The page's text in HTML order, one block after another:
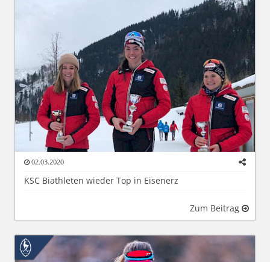
02.03.2020
KSC Biathleten wieder Top in Eisenerz
Zum Beitrag